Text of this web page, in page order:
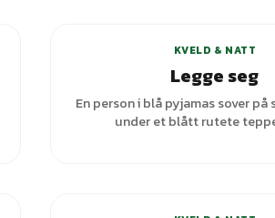
KVELD & NATT
Legge seg
En person i blå pyjamas sover på
under et blått rutete